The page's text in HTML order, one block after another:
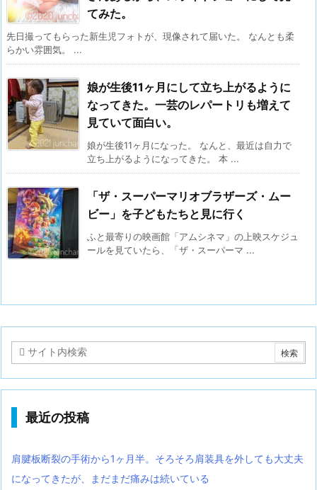
てみた。
先日撮ってもらった新生児フォトが、現像されて届いた。 なんとも柔
らかい雰囲気。 ...
娘が生後11ヶ月にして立ち上がるように
なってきた。一芸のレパートリも増えて
見ていて面白い。
娘が生後11ヶ月になった。 なんと、最近は自力で
立ち上がるようになってきた。 本 ...
「ザ・スーパーマリオブラザーズ・ムー
ビー」を子どもたちと見に行く
ふと最寄りの映画館「アムシネマ」の上映スケジュ
ールを見ていたら、「ザ・スーパーマ ...
最近の投稿
肩腱板断裂の手術から1ヶ月半。そろそろ肩装具を外しても大丈夫
になってきたが、まだまだ痛みは続いている